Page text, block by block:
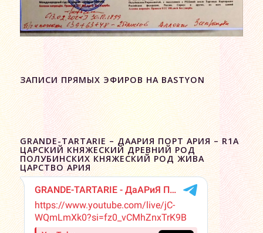
ЗАПИСИ ПРЯМЫХ ЭФИРОВ НА BASTYON
GRANDE-TARTARIE – ДААРИЯ ПОРТ АРИЯ – R1A
ЦАРСКИЙ КНЯЖЕСКИЙ ДРЕВНИЙ РОД
ПОЛУБИНСКИХ КНЯЖЕСКИЙ РОД ЖИВА
ЦАРСТВО АРИЯ